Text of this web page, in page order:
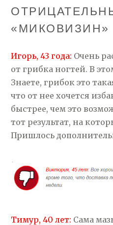
«МИКОВИЗИН»
Игорь, 43 года: Очень
от грибка ногтей. В
Знаете, грибок это
что от нее хочется
быстрее, чем это
тот результат, на
Пришлось
Тимур, 40 лет: Сама